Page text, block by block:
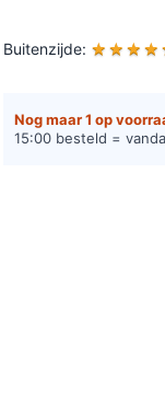
Buitenzijde: ★ ★ ★ ★
Nog maar 1 op
15:00 besteld =